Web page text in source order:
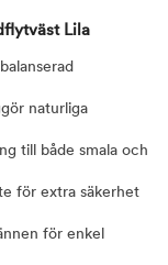
Lila
naturliga
till både smala och
för extra säkerhet
för enkel